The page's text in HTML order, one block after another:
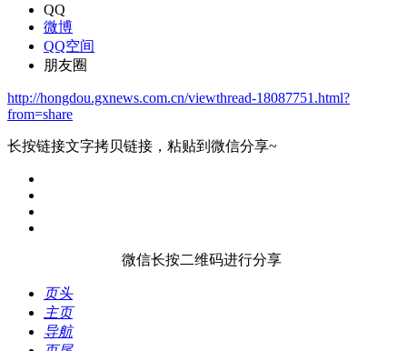
QQ
微博
QQ空间
朋友圈
http://hongdou.gxnews.com.cn/viewthread-18087751.html?
from=share
长按链接文字拷贝链接，粘贴到微信分享~
微信长按二维码进行分享
页头
主页
导航